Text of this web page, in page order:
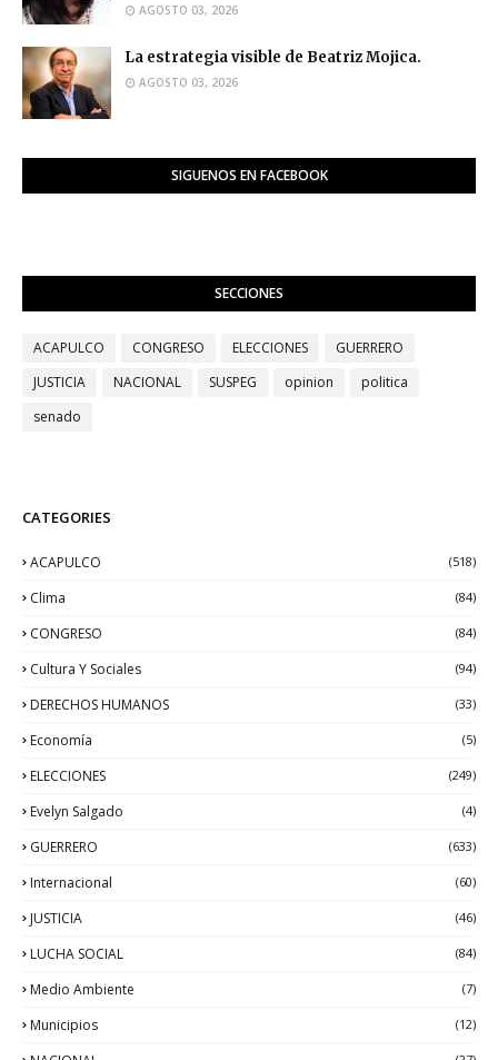
AGOSTO 03, 2026
La estrategia visible de Beatriz Mojica.
AGOSTO 03, 2026
SIGUENOS EN FACEBOOK
SECCIONES
ACAPULCO CONGRESO ELECCIONES
GUERRERO
JUSTICIA
NACIONAL SUSPEG opinion
politica
senado
CATEGORIES
ACAPULCO (518)
Clima (84)
CONGRESO (84)
Cultura Y Sociales (94)
DERECHOS HUMANOS (33)
Economía (5)
ELECCIONES (249)
Evelyn Salgado (4)
GUERRERO (633)
Internacional (60)
JUSTICIA (46)
LUCHA SOCIAL (84)
Medio Ambiente (7)
Municipios (12)